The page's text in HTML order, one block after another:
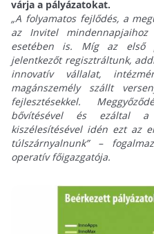
várja a pályázatokat.
„A folyamatos fejlődés, a
az Invitel
esetében is. Míg az első
jelentkezőt regisztráltunk,
innovatív vállalat,
magánszemély szállt
fejlesztésekkel.
bővítésével és ezáltal a
kiszélesítésével idén ezt az
túlszárnyalnunk” –
operatív főigazgatója.